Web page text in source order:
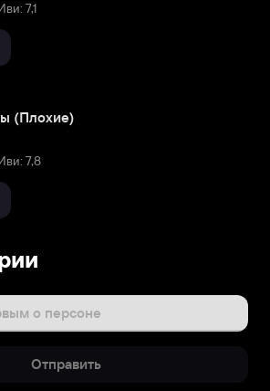
7,1
(Плохие)
7,8
о персоне
Отправить